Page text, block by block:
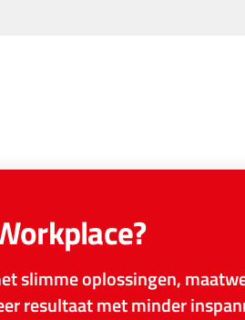
slimme oplossingen,
resultaat met minder